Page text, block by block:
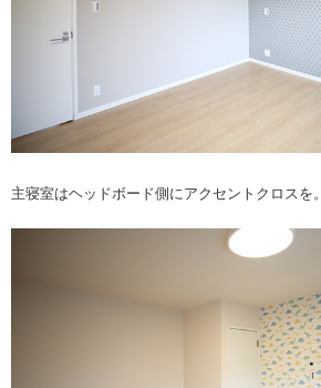
主寝室はヘッドボード側にアクセントクロスを。